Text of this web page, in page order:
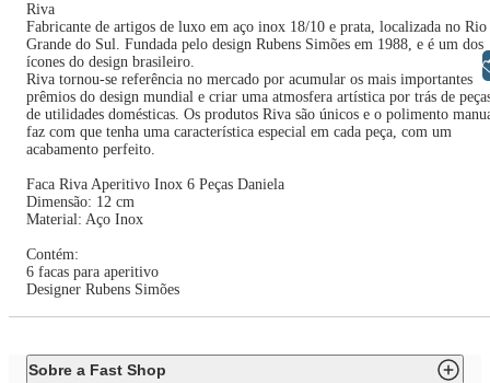
Riva
Fabricante de artigos de luxo em aço inox 18/10 e prata, localizada no Rio
Grande do Sul. Fundada pelo design Rubens Simões em 1988, e é um dos
ícones do design brasileiro.
Riva tornou-se referência no mercado por acumular os mais importantes
prêmios do design mundial e criar uma atmosfera artística por trás de
de utilidades domésticas. Os produtos Riva são únicos e o polimento
faz com que tenha uma característica especial em cada peça, com um
acabamento perfeito.
Faca Riva Aperitivo Inox 6 Peças Daniela
Dimensão: 12 cm
Material: Aço Inox
Contém:
6 facas para aperitivo
Designer Rubens Simões
Sobre a Fast Shop